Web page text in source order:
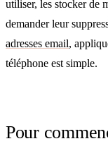
utiliser, les stocker de
demander leur
adresses email,
téléphone est simple.
Pour